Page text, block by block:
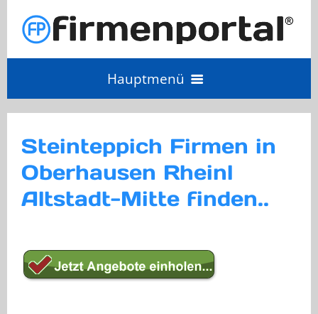
Hauptmenü
Anbieter Login
Steinteppich Firmen in
Oberhausen Rheinl
Altstadt-Mitte finden..